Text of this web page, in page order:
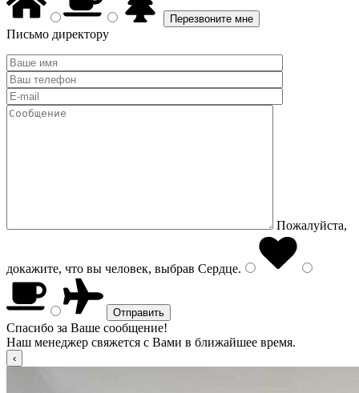
Письмо директору
Пожалуйста,
докажите, что вы человек, выбрав Сердце.
Спасибо за Ваше сообщение!
Наш менеджер свяжется с Вами в ближайшее время.